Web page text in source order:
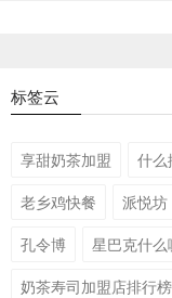
标签云
享甜奶茶加盟 什么
老乡鸡快餐
派悦坊
孔令博
星巴克什么
奶茶寿司加盟店排行榜